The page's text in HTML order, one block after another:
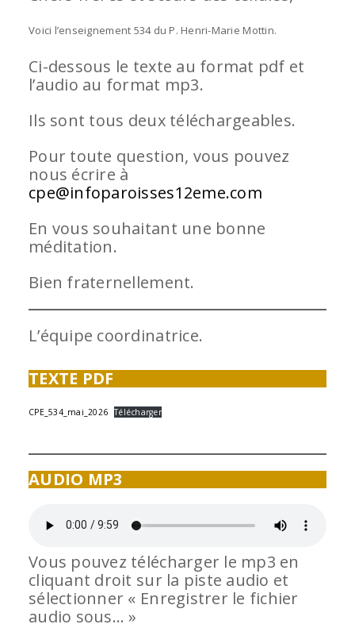
Voici l’enseignement 534 du P. Henri-Marie Mottin.
Ci-dessous le texte au format pdf et
l’audio au format mp3.
Ils sont tous deux téléchargeables.
Pour toute question, vous pouvez
nous écrire à
cpe@infoparoisses12eme.com
En vous souhaitant une bonne
méditation.
Bien fraternellement.
L’équipe coordinatrice.
TEXTE PDF
CPE_534_mai_2026 Télécharger
AUDIO MP3
Vous pouvez télécharger le mp3 en
cliquant droit sur la piste audio et
sélectionner « Enregistrer le fichier
audio sous… »